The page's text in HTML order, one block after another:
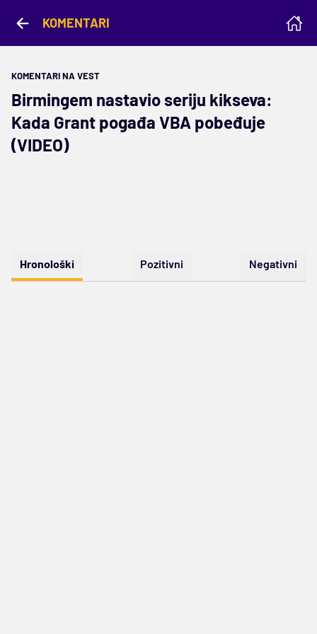
KOMENTARI
KOMENTARI NA VEST
Birmingem nastavio seriju kikseva:
Kada Grant pogađa VBA pobeđuje
(VIDEO)
Hronološki Pozitivni Negativni